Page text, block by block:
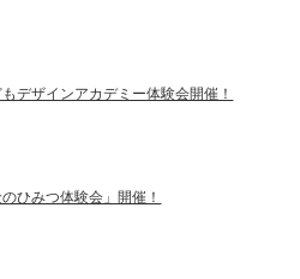
デザインアカデミー体験会開催！
ひみつ体験会」開催！